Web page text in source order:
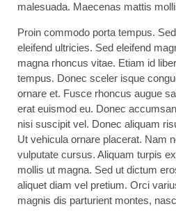
malesuada. Maecenas mattis
Proin commodo porta tempus.
eleifend ultricies. Sed eleifend
magna rhoncus vitae. Etiam id
tempus. Donec sceler isque
ornare et. Fusce rhoncus augue
erat euismod eu. Donec
nisi suscipit vel. Donec aliquam
Ut vehicula ornare placerat. Nam
vulputate cursus. Aliquam turpis
mollis ut magna. Sed ut dictum
aliquet diam vel pretium. Orci
magnis dis parturient montes,